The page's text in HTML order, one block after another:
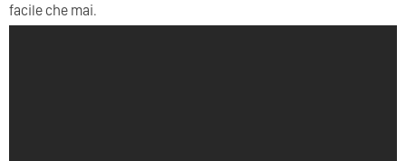
facile che mai.